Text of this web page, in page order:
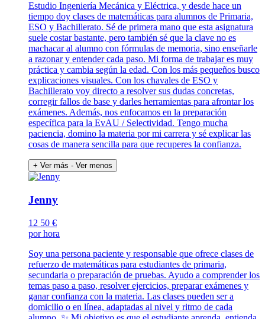
Estudio Ingeniería Mecánica y Eléctrica, y desde hace un
tiempo doy clases de matemáticas para alumnos de Primaria,
ESO y Bachillerato. Sé de primera mano que esta asignatura
suele costar bastante, pero también sé que la clave no es
machacar al alumno con fórmulas de memoria, sino enseñarle
a razonar y entender cada paso. Mi forma de trabajar es muy
práctica y cambia según la edad. Con los más pequeños busco
explicaciones visuales. Con los chavales de ESO y
Bachillerato voy directo a resolver sus dudas concretas,
corregir fallos de base y darles herramientas para afrontar los
exámenes. Además, nos enfocamos en la preparación
específica para la EvAU / Selectividad. Tengo mucha
paciencia, domino la materia por mi carrera y sé explicar las
cosas de manera sencilla para que recuperes la confianza.
+ Ver más - Ver menos
Jenny
12 50 €
por hora
Soy una persona paciente y responsable que ofrece clases de
refuerzo de matemáticas para estudiantes de primaria,
secundaria o preparación de pruebas. Ayudo a comprender los
temas paso a paso, resolver ejercicios, preparar exámenes y
ganar confianza con la materia. Las clases pueden ser a
domicilio o en línea, adaptadas al nivel y ritmo de cada